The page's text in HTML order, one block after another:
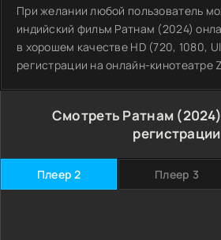
При желании любой пользователь
индийский фильм Ратнам (2024)
в хорошем качестве HD (720, 1080,
регистрации на онлайн-кинотеатре
Смотреть Ратнам
регистрации
Плеер 2 Плеер 3